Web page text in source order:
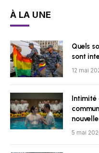
À LA UNE
Quels
sont
12 mai
Intimité
5 mai